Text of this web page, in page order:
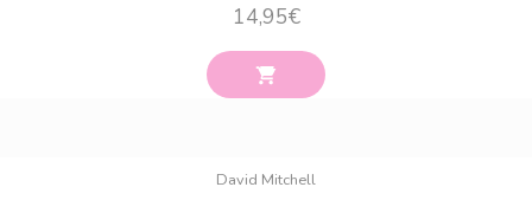
14,95€
David Mitchell